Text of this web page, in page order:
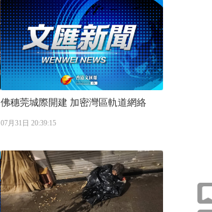
佛穗莞城際開建 加密灣區軌道網絡
07月31日 20:39:15